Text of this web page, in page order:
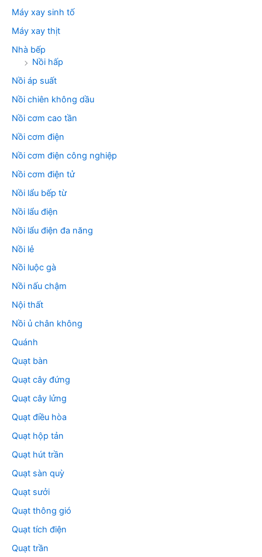
Máy xay sinh tố
Máy xay thịt
Nhà bếp
Nồi hấp
Nồi áp suất
Nồi chiên không dầu
Nồi cơm cao tần
Nồi cơm điện
Nồi cơm điện công nghiệp
Nồi cơm điện tử
Nồi lẩu bếp từ
Nồi lẩu điện
Nồi lẩu điện đa năng
Nồi lẻ
Nồi luộc gà
Nồi nấu chậm
Nội thất
Nồi ủ chân không
Quánh
Quạt bàn
Quạt cây đứng
Quạt cây lửng
Quạt điều hòa
Quạt hộp tản
Quạt hút trần
Quạt sàn quỳ
Quạt sưởi
Quạt thông gió
Quạt tích điện
Quạt trần